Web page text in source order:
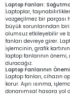
Laptop Fanları:
Laptoplar,
vazgeçilmez bir parçası
büyük sorunlarından biri
olumsuz etkileyebilir ve
fanları devreye girer.
işlemcinin, grafik
laptop fanlarının
duracağız.
Laptop Fanlarının Önemi
Laptop fanları, cihazın
korur. Aşırı ısınma,
donanımsal hasara yol